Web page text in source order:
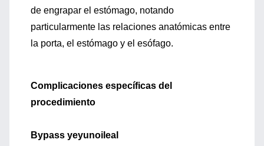
de engrapar el estómago, notando
particularmente las relaciones anatómicas entre
la porta, el estómago y el esófago.
Complicaciones específicas del
procedimiento
Bypass yeyunoileal